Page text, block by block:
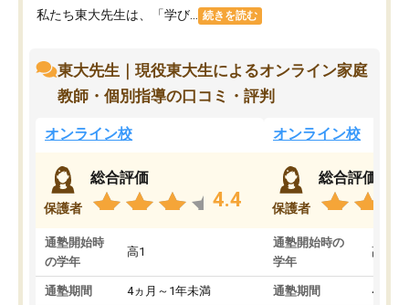
私たち東大先生は、「学び... 続きを読む
東大先生｜現役東大生によるオンライン家庭
教師・個別指導の口コミ・評判
オンライン校
保護者
総合評価
4.4
通塾開始時
の学年
高1
通塾期間 4ヵ月～1年未満
オンライン校
保護者
総合評価
通塾開始時の
学年
高3
通塾期間 4ヵ月